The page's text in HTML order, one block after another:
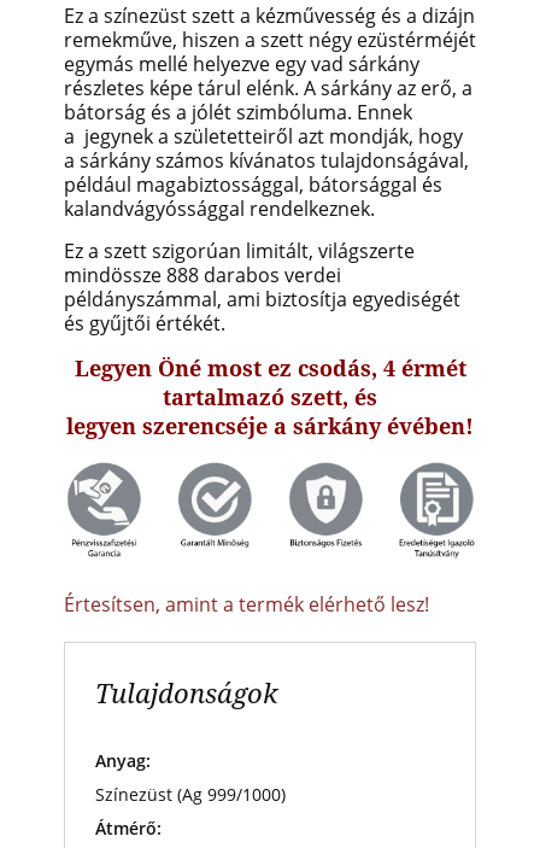
Ez a színezüst szett a kézművesség és a dizájn
remekműve, hiszen a szett négy ezüstérméjét
egymás mellé helyezve egy vad sárkány
részletes képe tárul elénk. A sárkány az erő, a
bátorság és a jólét szimbóluma. Ennek
a jegynek a születetteiről azt mondják, hogy
a sárkány számos kívánatos tulajdonságával,
például magabiztossággal, bátorsággal és
kalandvágyóssággal rendelkeznek.
Ez a szett szigorúan limitált, világszerte
mindössze 888 darabos verdei
példányszámmal, ami biztosítja egyediségét
és gyűjtői értékét.
Legyen Öné most ez csodás, 4 érmét
tartalmazó szett, és
legyen szerencséje a sárkány évében!
Értesítsen, amint a termék elérhető lesz!
Tulajdonságok
Anyag:
Színezüst (Ag 999/1000)
Átmérő: